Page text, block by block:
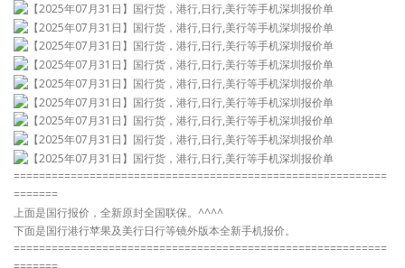
===========================================================
=======
上面是国行报价，全新原封全国联保。^^^^
下面是国行港行苹果及美行日行等镜外版本全新手机报价。
===========================================================